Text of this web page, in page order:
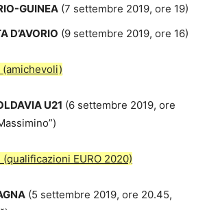
GUINEA (7 settembre 2019, ore 19)
D’AVORIO (9 settembre 2019, ore 16)
U21 (6 settembre 2019, ore
EURO 2020)
(5 settembre 2019, ore 20.45,